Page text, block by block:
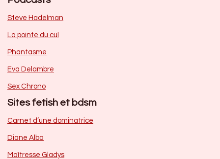
Steve Hadelman
La pointe du cul
Phantasme
Eva Delambre
Sex Chrono
Sites fetish et bdsm
Carnet d’une dominatrice
Diane Alba
Maîtresse Gladys